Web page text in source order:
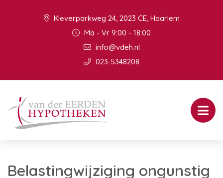
Kleverparkweg 24, 2023 CE, Haarlem
Ma - Vr 9:00 - 18:00
info@vdeh.nl
023-5348208
Belastingwijziging ongunstig